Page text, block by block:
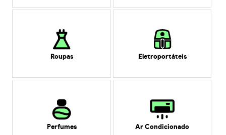
Roupas Eletroportáteis
Perfumes Ar Condicionado